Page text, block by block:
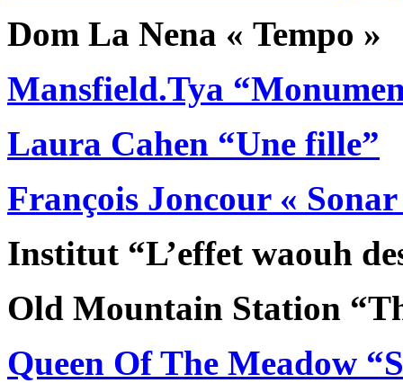
Dom La Nena « Tempo »
Mansfield.Tya
Laura Cahen “Une fille”
François Joncour « Sonar
Institut “L’effet waouh
Old Mountain Station
Queen Of The Meadow